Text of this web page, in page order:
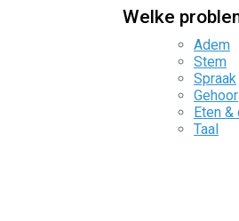
Welke
Adem
Stem
Spraak
Gehoor
Eten &
Taal